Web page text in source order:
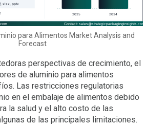
para Alimentos Market Analysis and
Forecast
perspectivas de crecimiento, el
de aluminio para alimentos
Las restricciones regulatorias
en el embalaje de alimentos debido
la salud y el alto costo de las
de las principales limitaciones.